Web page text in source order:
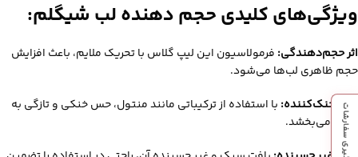
ویژگی‌های کلیدی حجم دهنده لب شیگلم:
اثر حجم‌دهندگی: فرمولاسیون این لیپ گلاس با تحریک ملایم، باعث افزایش
حجم ظاهری لب‌ها می‌شود.
حس خنک‌کننده: با استفاده از ترکیباتی مانند منتول، حس خنکی و تازگی به
لب‌ها می‌بخشد.
پیگیری سفارشات